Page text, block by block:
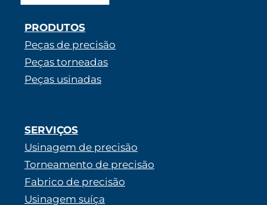
PRODUTOS
Peças de precisão
Peças torneadas
Peças usinadas
SERVIÇOS
Usinagem de precisão
Torneamento de precisão
Fabrico de precisão
Usinagem suíça